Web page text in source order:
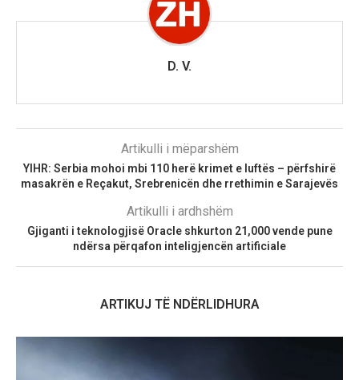
D. V.
Artikulli i mëparshëm
YIHR: Serbia mohoi mbi 110 herë krimet e luftës – përfshirë
masakrën e Reçakut, Srebrenicën dhe rrethimin e Sarajevës
Artikulli i ardhshëm
Gjiganti i teknologjisë Oracle shkurton 21,000 vende pune
ndërsa përqafon inteligjencën artificiale
ARTIKUJ TË NDËRLIDHURA